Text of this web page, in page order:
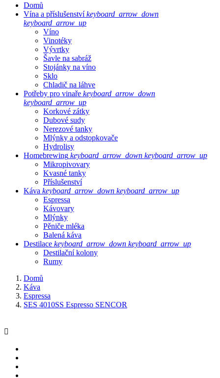
Domů
Vína a příslušenství keyboard_arrow_down
keyboard_arrow_up
Víno
Vinotéky
Vývrtky
Šavle na sabráž
Stojánky na víno
Sklo
Chladič na láhve
Potřeby pro vinaře keyboard_arrow_down
keyboard_arrow_up
Korkové zátky
Dubové sudy
Nerezové tanky
Mlýnky a odstopkovače
Hydrolisy
Homebrewing keyboard_arrow_down keyboard_arrow_up
Mikropivovary
Kvasné tanky
Příslušenství
Káva keyboard_arrow_down keyboard_arrow_up
Espressa
Kávovary
Mlýnky
Pěniče mléka
Balená káva
Destilace keyboard_arrow_down keyboard_arrow_up
Destilační kolony
Rumy
Domů
Káva
Espressa
SES 4010SS Espresso SENCOR
